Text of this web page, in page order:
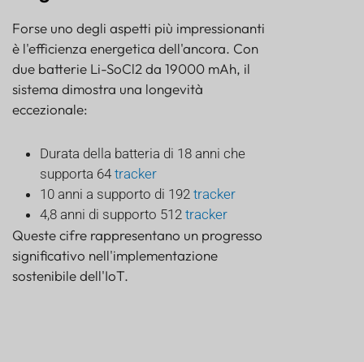
Forse uno degli aspetti più impressionanti
è l'efficienza energetica dell'ancora. Con
due batterie Li-SoCl2 da 19000 mAh, il
sistema dimostra una longevità
eccezionale:
Durata della batteria di 18 anni che
supporta 64 tracker
10 anni a supporto di 192 tracker
4,8 anni di supporto 512 tracker
Queste cifre rappresentano un progresso
significativo nell'implementazione
sostenibile dell'IoT.